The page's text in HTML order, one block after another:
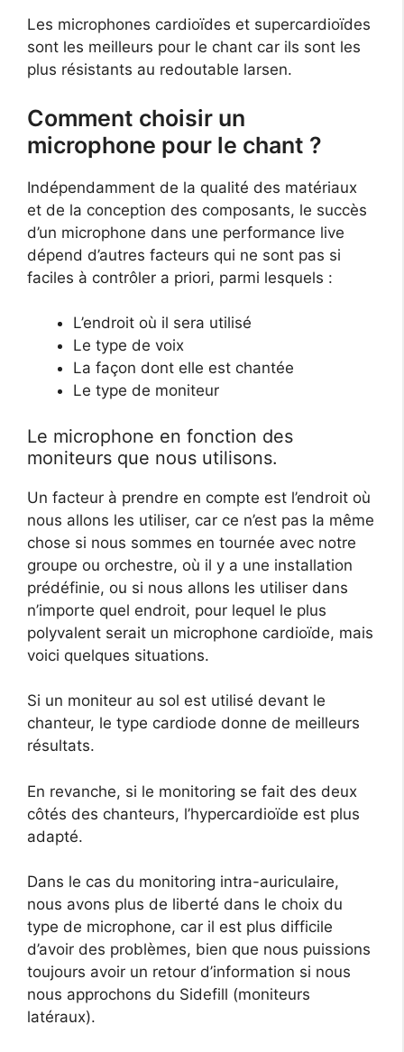
Les microphones cardioïdes et supercardioïdes
sont les meilleurs pour le chant car ils sont les
plus résistants au redoutable larsen.
Comment choisir un
microphone pour le chant ?
Indépendamment de la qualité des matériaux
et de la conception des composants, le succès
d’un microphone dans une performance live
dépend d’autres facteurs qui ne sont pas si
faciles à contrôler a priori, parmi lesquels :
L’endroit où il sera utilisé
Le type de voix
La façon dont elle est chantée
Le type de moniteur
Le microphone en fonction des
moniteurs que nous utilisons.
Un facteur à prendre en compte est l’endroit où
nous allons les utiliser, car ce n’est pas la même
chose si nous sommes en tournée avec notre
groupe ou orchestre, où il y a une installation
prédéfinie, ou si nous allons les utiliser dans
n’importe quel endroit, pour lequel le plus
polyvalent serait un microphone cardioïde, mais
voici quelques situations.
Si un moniteur au sol est utilisé devant le
chanteur, le type cardiode donne de meilleurs
résultats.
En revanche, si le monitoring se fait des deux
côtés des chanteurs, l’hypercardioïde est plus
adapté.
Dans le cas du monitoring intra-auriculaire,
nous avons plus de liberté dans le choix du
type de microphone, car il est plus difficile
d’avoir des problèmes, bien que nous puissions
toujours avoir un retour d’information si nous
nous approchons du Sidefill (moniteurs
latéraux).